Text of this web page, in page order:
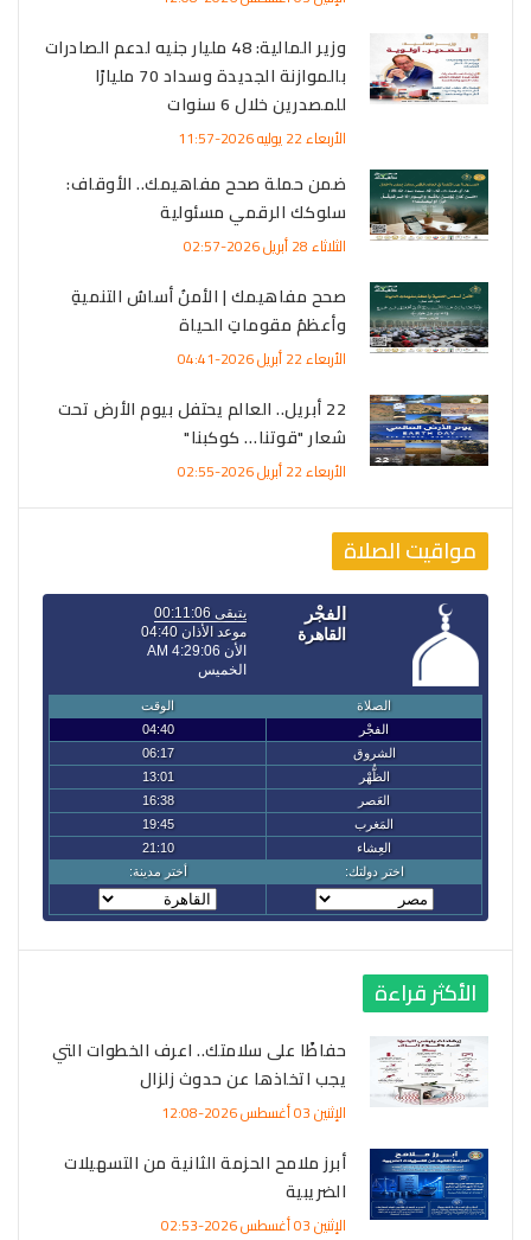
وزير المالية: 48 مليار جنيه لدعم الصادرات
بالموازنة الجديدة وسداد 70 مليارًا
للمصدرين خلال 6 سنوات
الأربعاء 22 يوليه 2026-11:57
ضمن حملة صحح مفاهيمك.. الأوقاف:
سلوكك الرقمي مسئولية
الثلاثاء 28 أبريل 2026-02:57
صحح مفاهيمك | الأمنُ أساسُ التنميةِ
وأعظمُ مقوماتِ الحياة
الأربعاء 22 أبريل 2026-04:41
22 أبريل.. العالم يحتفل بيوم الأرض تحت
شعار "قوتنا… كوكبنا"
الأربعاء 22 أبريل 2026-02:55
مواقيت الصلاة
الأكثر قراءة
حفاظًا على سلامتك.. اعرف الخطوات التي
يجب اتخاذها عن حدوث زلزال
الإثنين 03 أغسطس 2026-12:08
أبرز ملامح الحزمة الثانية من التسهيلات
الضريبية
الإثنين 03 أغسطس 2026-02:53